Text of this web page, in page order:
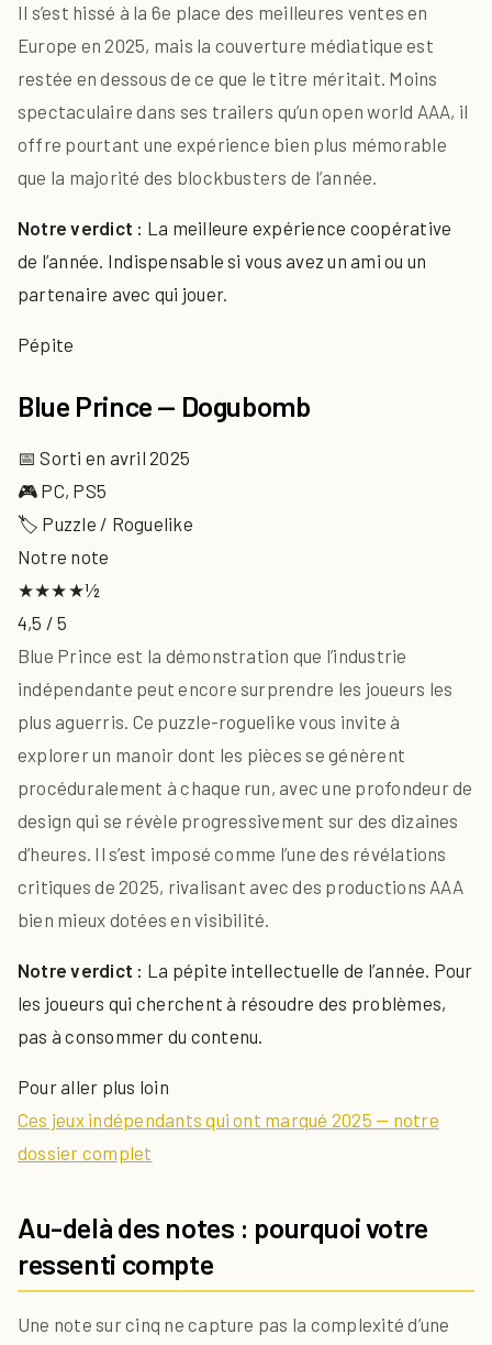
Il s’est hissé à la 6e place des meilleures ventes en
Europe en 2025, mais la couverture médiatique est
restée en dessous de ce que le titre méritait. Moins
spectaculaire dans ses trailers qu’un open world AAA, il
offre pourtant une expérience bien plus mémorable
que la majorité des blockbusters de l’année.
Notre verdict : La meilleure expérience coopérative
de l’année. Indispensable si vous avez un ami ou un
partenaire avec qui jouer.
Pépite
Blue Prince — Dogubomb
📅 Sorti en avril 2025
🎮 PC, PS5
🏷 Puzzle / Roguelike
Notre note
★★★★½
4,5 / 5
Blue Prince est la démonstration que l’industrie
indépendante peut encore surprendre les joueurs les
plus aguerris. Ce puzzle-roguelike vous invite à
explorer un manoir dont les pièces se génèrent
procéduralement à chaque run, avec une profondeur de
design qui se révèle progressivement sur des dizaines
d’heures. Il s’est imposé comme l’une des révélations
critiques de 2025, rivalisant avec des productions AAA
bien mieux dotées en visibilité.
Notre verdict : La pépite intellectuelle de l’année. Pour
les joueurs qui cherchent à résoudre des problèmes,
pas à consommer du contenu.
Pour aller plus loin
Ces jeux indépendants qui ont marqué 2025 — notre
dossier complet
Au-delà des notes : pourquoi votre
ressenti compte
Une note sur cinq ne capture pas la complexité d’une